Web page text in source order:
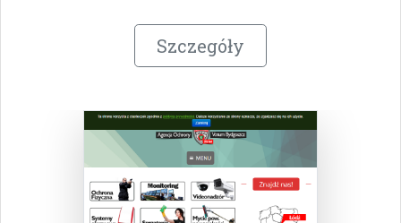
Szczegóły